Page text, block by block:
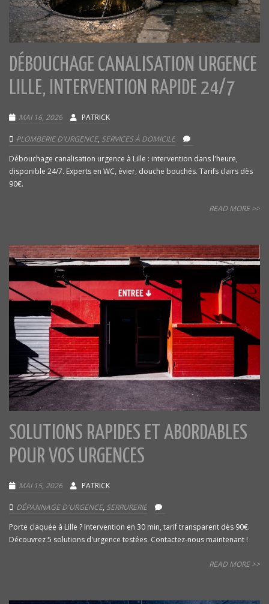
DÉBOUCHAGE CANALISATION URGENCE
LILLE, INTERVENTION RAPIDE 24/7
MAI 16, 2026 PATRICK
PLOMBERIE D'URGENCE, SERVICES À DOMICILE
Débouchage canalisation urgence à Lille : intervention dans l'heure,
disponible 24/7. Experts en WC, évier, douche bouchés. Tarifs clairs dès
90€.
READ MORE >>
SOLUTIONS RAPIDES ET ABORDABLES
POUR VOS URGENCES
MAI 15, 2026 PATRICK
DÉPANNAGE D'URGENCE, SERRURERIE
Porte claquée à Lille ? Intervention en 30 min, tarif transparent dès 90€.
Découvrez 5 solutions d'urgence testées. Contactez-nous maintenant !
READ MORE >>